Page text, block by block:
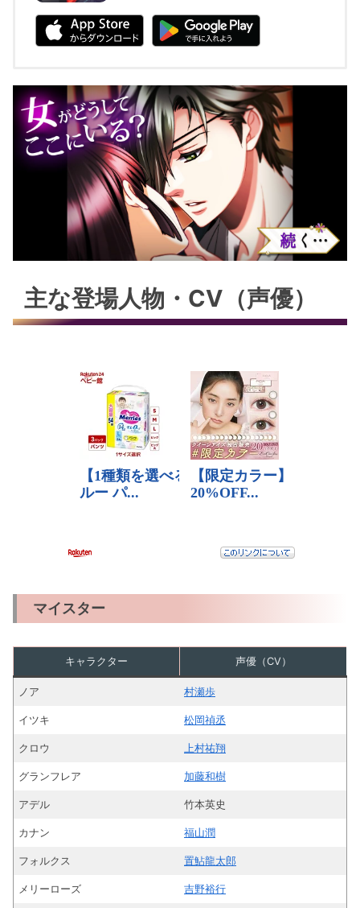
主な登場人物・CV（声優）
マイスター
キャラクター 声優（CV）
ノア 村瀬歩
イツキ 松岡禎丞
クロウ 上村祐翔
グランフレア 加藤和樹
アデル 竹本英史
カナン 福山潤
フォルクス 置鮎龍太郎
メリーローズ 吉野裕行